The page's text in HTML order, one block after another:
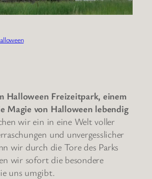
Halloween Freizeitpark, einem
Magie von Halloween lebendig
wir ein in eine Welt voller
und unvergesslicher
wir durch die Tore des Parks
wir sofort die besondere
uns umgibt.